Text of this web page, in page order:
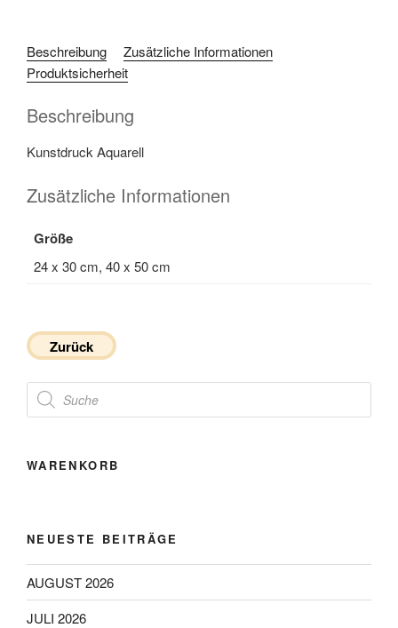
Beschreibung
Zusätzliche Informationen
Produktsicherheit
Beschreibung
Kunstdruck Aquarell
Zusätzliche Informationen
Größe
24 x 30 cm, 40 x 50 cm
Zurück
Products
search
WARENKORB
NEUESTE BEITRÄGE
AUGUST 2026
JULI 2026